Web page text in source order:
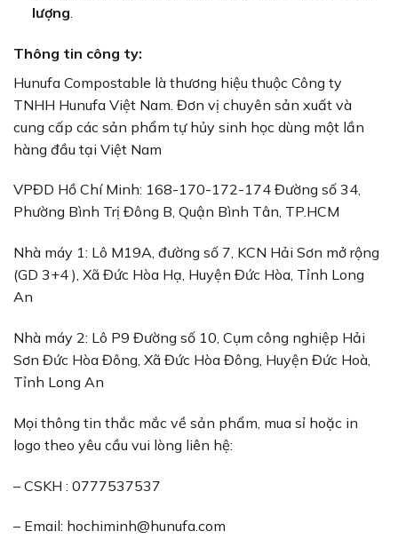
lượng
Thông tin công ty:
Hunufa Compostable là thương hiệu thuộc Công ty
TNHH Hunufa Việt Nam. Đơn vị chuyên sản xuất và
cung cấp các sản phẩm tự hủy sinh học dùng một lần
hàng đầu tại Việt Nam
VPĐD Hồ Chí Minh: 168-170-172-174 Đường số 34,
Phường Bình Trị Đông B, Quận Bình Tân, TP.HCM
Nhà máy 1: Lô M19A, đường số 7, KCN Hải Sơn mở rộng
(GD 3+4 ), Xã Đức Hòa Hạ, Huyện Đức Hòa, Tỉnh Long
An
Nhà máy 2: Lô P9 Đường số 10, Cụm công nghiệp Hải
Sơn Đức Hòa Đông, Xã Đức Hòa Đông, Huyện Đức Hoà,
Tỉnh Long An
Mọi thông tin thắc mắc về sản phẩm, mua sỉ hoặc in
logo theo yêu cầu vui lòng liên hệ:
– CSKH : 0777537537
– Email: hochiminh@hunufa.com